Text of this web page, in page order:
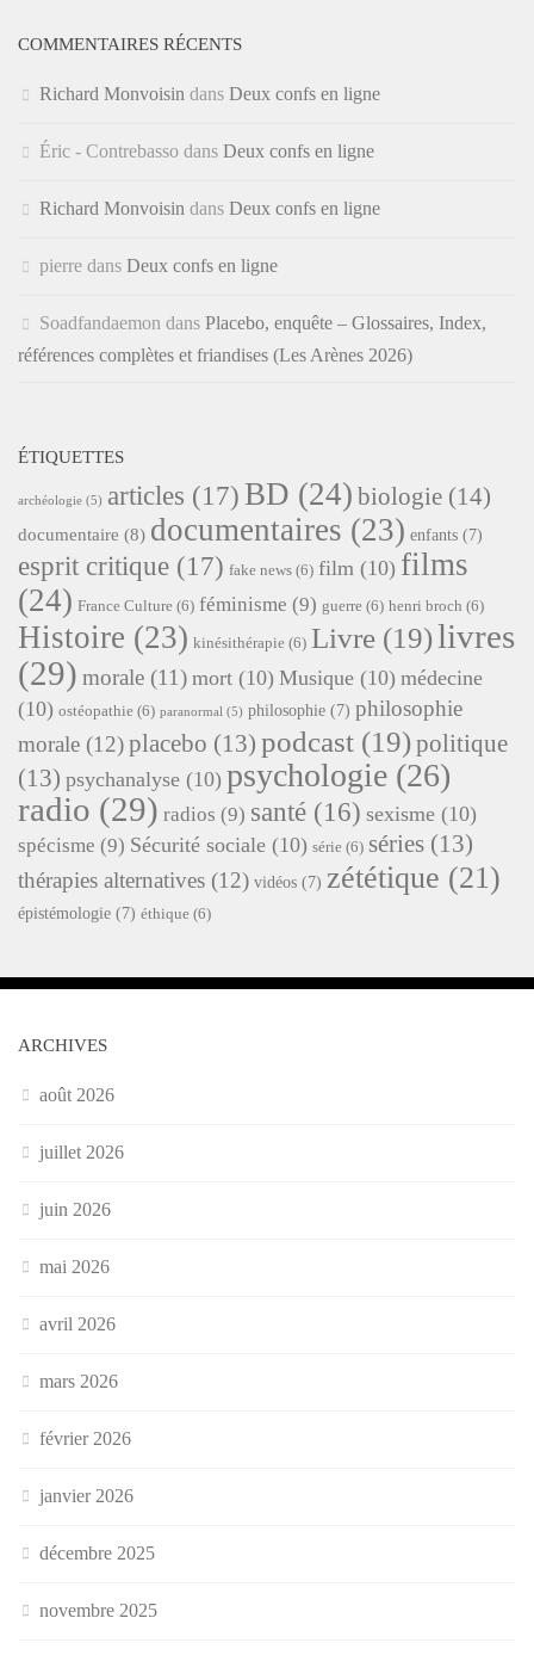
COMMENTAIRES RÉCENTS
Richard Monvoisin dans Deux confs en ligne
Éric - Contrebasso dans Deux confs en ligne
Richard Monvoisin dans Deux confs en ligne
pierre dans Deux confs en ligne
Soadfandaemon dans Placebo, enquête – Glossaires, Index,
références complètes et friandises (Les Arènes 2026)
ÉTIQUETTES
archéologie (5) articles (17) BD (24) biologie (14)
documentaire (8) documentaires (23) enfants (7)
esprit critique (17) fake news (6) film (10) films
(24) France Culture (6) féminisme (9) guerre (6) henri broch (6)
Histoire (23) kinésithérapie (6) Livre (19)livres
(29) morale (11) mort (10) Musique (10) médecine
(10) ostéopathie (6) paranormal (5) philosophie (7) philosophie
morale (12)placebo (13) podcast (19)politique
(13) psychanalyse (10) psychologie (26)
radio (29) radios (9) santé (16) sexisme (10)
spécisme (9) Sécurité sociale (10) série (6) séries (13)
thérapies alternatives (12) vidéos (7) zététique (21)
épistémologie (7) éthique (6)
ARCHIVES
août 2026
juillet 2026
juin 2026
mai 2026
avril 2026
mars 2026
février 2026
janvier 2026
décembre 2025
novembre 2025